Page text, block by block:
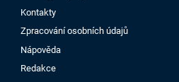
Kontakty
Zpracování osobních údajů
Nápověda
Redakce